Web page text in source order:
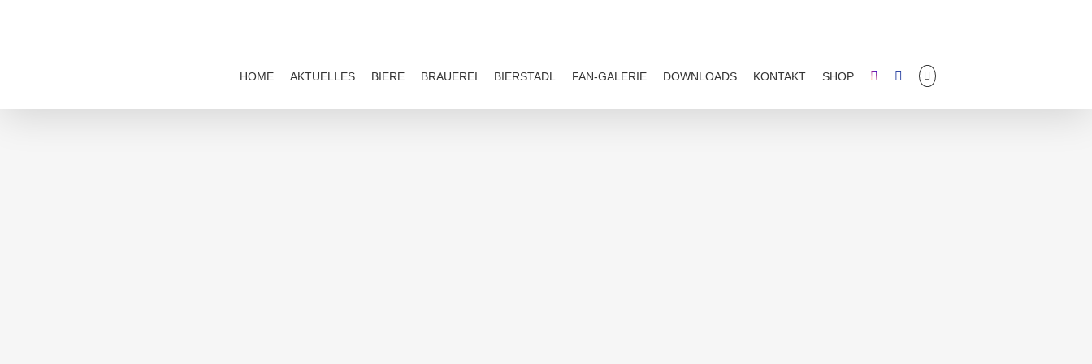
HOME AKTUELLES BIERE BRAUEREI BIERSTADL FAN-GALERIE DOWNLOADS KONTAKT SHOP